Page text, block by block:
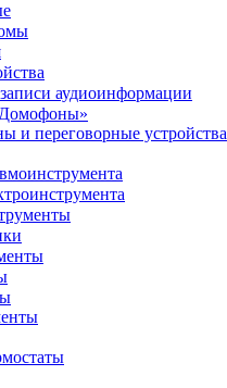
аудиоинформации
и переговорные устройства